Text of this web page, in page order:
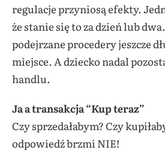
regulacje przyniosą efekty.
że stanie się to za dzień lub
podejrzane procedery jeszcze
miejsce. A dziecko nadal
handlu.
Ja a transakcja “Kup teraz”
Czy sprzedałabym? Czy
odpowiedź brzmi NIE!